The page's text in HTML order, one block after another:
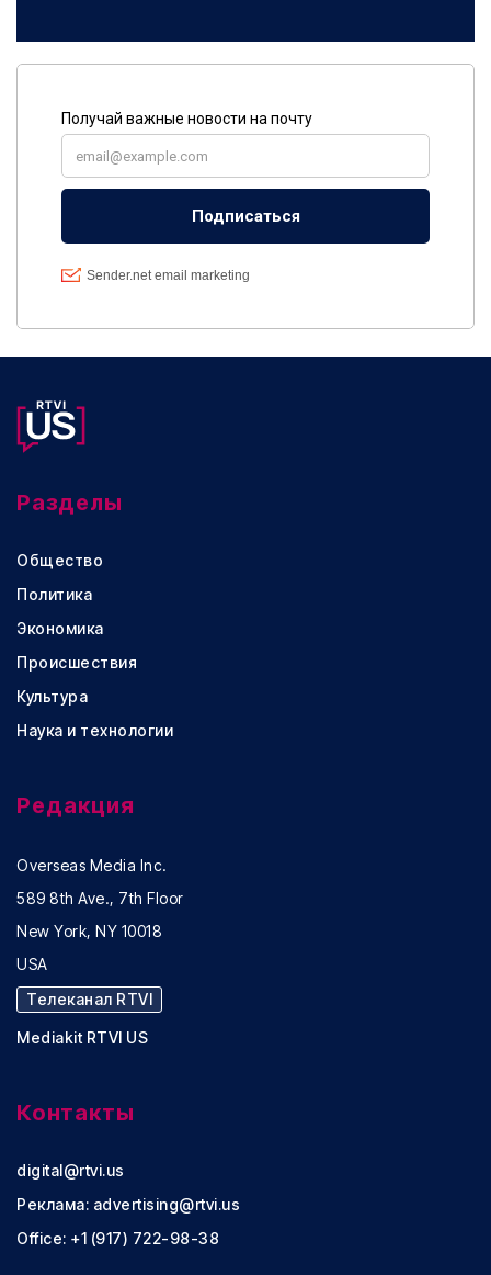
Разделы
Общество
Политика
Экономика
Происшествия
Культура
Наука и технологии
Редакция
Overseas Media Inc.
589 8th Ave., 7th Floor
New York, NY 10018
USA
Телеканал RTVI
Mediakit RTVI US
Контакты
digital@rtvi.us
Реклама: advertising@rtvi.us
Office: +1 (917) 722-98-38